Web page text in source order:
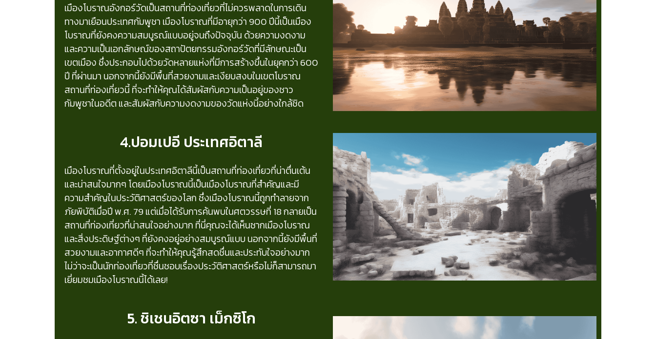
เมืองโบราณอังกอร์วัดเป็นสถานที่ท่องเที่ยวที่ไม่ควรพลาดในการเดิน
ทางมาเยือนประเทศกัมพูชา เมืองโบราณที่มีอายุกว่า 900 ปีนี้เป็นเมือง
โบราณที่ยังคงความสมบูรณ์แบบอยู่จนถึงปัจจุบัน ด้วยความงดงาม
และความเป็นเอกลักษณ์ของสถาปัตยกรรมอังกอร์วัดที่มีลักษณะเป็น
เขตเมือง ซึ่งประกอบไปด้วยวัดหลายแห่งที่มีการสร้างขึ้นในยุคกว่า 600
ปี ที่ผ่านมา นอกจากนี้ยังมีพื้นที่สวยงามและเงียบสงบในเขตโบราณ
สถานที่ท่องเที่ยวนี้ ที่จะทำให้คุณได้สัมผัสกับความเป็นอยู่ของชาว
กัมพูชาในอดีต และสัมผัสกับความงดงามของวัดแห่งนี้อย่างใกล้ชิด
4.ปอมเปอี ประเทศอิตาลี
เมืองโบราณที่ตั้งอยู่ในประเทศอิตาลีนี้เป็นสถานที่ท่องเที่ยวที่น่าตื่นเต้น
และน่าสนใจมากๆ โดยเมืองโบราณนี้เป็นเมืองโบราณที่สำคัญและมี
ความสำคัญในประวัติศาสตร์ของโลก ซึ่งเมืองโบราณนี้ถูกทำลายจาก
ภัยพิบัติเมื่อปี พ.ศ. 79 แต่เมื่อได้รับการค้นพบในศตวรรษที่ 18 กลายเป็น
สถานที่ท่องเที่ยวที่น่าสนใจอย่างมาก ที่นี่คุณจะได้เห็นซากเมืองโบราณ
และสิ่งประดิษฐ์ต่างๆ ที่ยังคงอยู่อย่างสมบูรณ์แบบ นอกจากนี้ยังมีพื้นที่
สวยงามและอากาศดีๆ ที่จะทำให้คุณรู้สึกสดชื่นและประทับใจอย่างมาก
ไม่ว่าจะเป็นนักท่องเที่ยวที่ชื่นชอบเรื่องประวัติศาสตร์หรือไม่ก็สามารถมา
เยี่ยมชมเมืองโบราณนี้ได้เลย!
5. ชิเชนอิตซา เม็กซิโก